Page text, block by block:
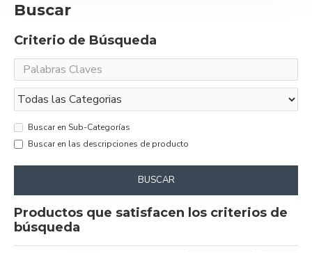
Buscar
Criterio de Búsqueda
Buscar en Sub-Categorías
Buscar en las descripciones de producto
BUSCAR
Productos que satisfacen los criterios de
búsqueda